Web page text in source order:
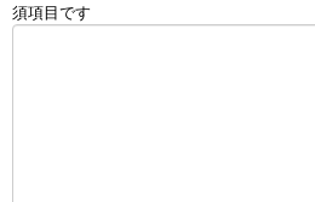
須項目です